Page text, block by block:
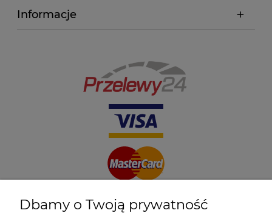
Informacje
Dbamy o Twoją prywatność